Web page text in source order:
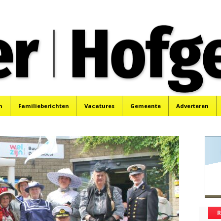
Familieberichten Vacatures Gemeente Adverteren